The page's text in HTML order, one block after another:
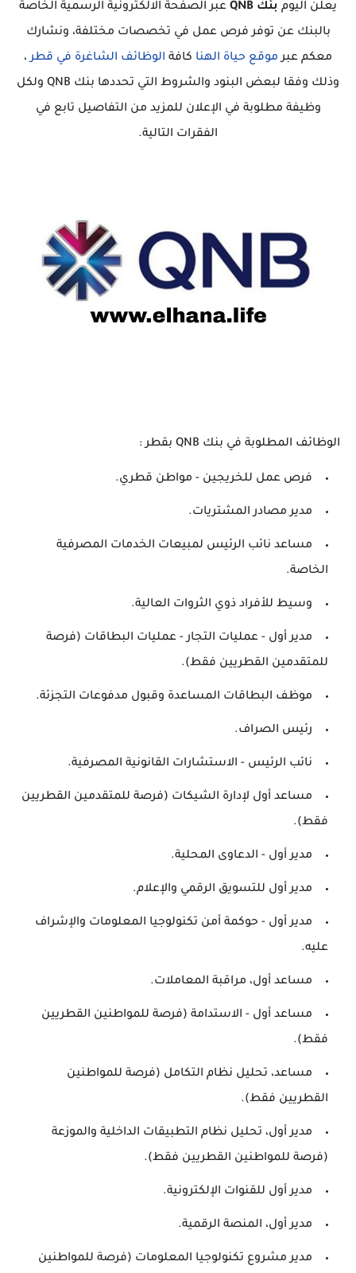
يعلن اليوم بنك QNB
عبر الصفحة الالكترونية الرسمية الخاصة
بالبنك عن توفر فرص عمل في تخصصات مختلفة، ونشارك
معكم عبرموقع حياة الهنا كافة الوظائف الشاغرة في قطر ،
وذلك وفقا لبعض البنود والشروط التي تحددها بنك QNB ولكل
وظيفة مطلوبة في الإعلان للمزيد من التفاصيل تابع في
الفقرات التالية.
الوظائف المطلوبة في بنك QNB بقطر :
فرص عمل للخريجين - مواطن قطري.
مدير مصادر المشتريات.
مساعد نائب الرئيس لمبيعات الخدمات المصرفية
الخاصة.
وسيط للأفراد ذوي الثروات العالية.
مدير أول - عمليات التجار - عمليات البطاقات (فرصة
للمتقدمين القطريين فقط).
موظف البطاقات المساعدة وقبول مدفوعات التجزئة.
رئيس الصراف.
نائب الرئيس - الاستشارات القانونية المصرفية.
مساعد أول لإدارة الشيكات (فرصة للمتقدمين القطريين
فقط).
مدير أول - الدعاوى المحلية.
مدير أول للتسويق الرقمي والإعلام.
مدير أول - حوكمة أمن تكنولوجيا المعلومات والإشراف
عليه.
مساعد أول، مراقبة المعاملات.
مساعد أول - الاستدامة (فرصة للمواطنين القطريين
فقط).
مساعد، تحليل نظام التكامل (فرصة للمواطنين
القطريين فقط).
مدير أول، تحليل نظام التطبيقات الداخلية والموزعة
(فرصة للمواطنين القطريين فقط).
مدير أول للقنوات الإلكترونية.
مدير أول، المنصة الرقمية.
مدير مشروع تكنولوجيا المعلومات (فرصة للمواطنين